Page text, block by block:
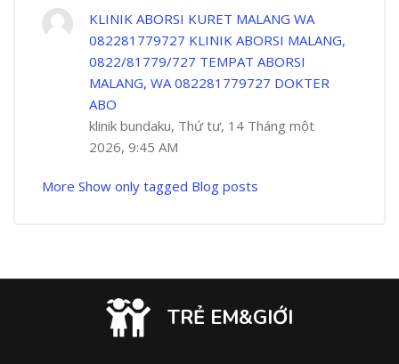
KLINIK ABORSI KURET MALANG WA
082281779727 KLINIK ABORSI MALANG,
0822/81779/727 TEMPAT ABORSI
MALANG, WA 082281779727 DOKTER
ABO
klinik bundaku, Thứ tư, 14 Tháng một
2026, 9:45 AM
More Show only tagged Blog posts
TRẺ EM&GIỚI